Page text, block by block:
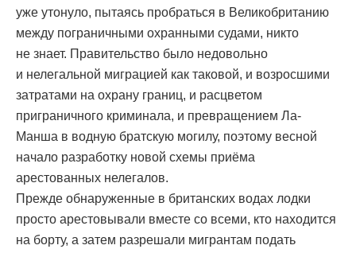
уже утонуло, пытаясь пробраться в Великобританию
между пограничными охранными судами, никто
не знает. Правительство было недовольно
и нелегальной миграцией как таковой, и возросшими
затратами на охрану границ, и расцветом
приграничного криминала, и превращением Ла-
Манша в водную братскую могилу, поэтому весной
начало разработку новой схемы приёма
арестованных нелегалов.
Прежде обнаруженные в британских водах лодки
просто арестовывали вместе со всеми, кто находится
на борту, а затем разрешали мигрантам подать